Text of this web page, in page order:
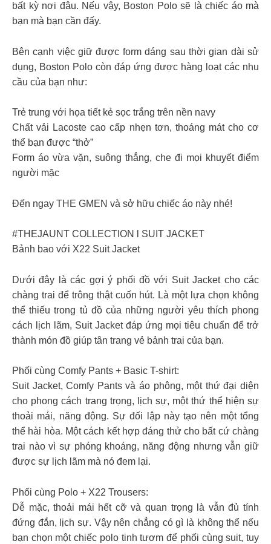
bất kỳ nơi đâu. Nếu vậy, Boston Polo sẽ là chiếc áo mà
bạn mà bạn cần đấy.
Bên cạnh việc giữ được form dáng sau thời gian dài sử
dụng, Boston Polo còn đáp ứng được hàng loạt các nhu
cầu của bạn như:
Trẻ trung với họa tiết kẻ sọc trắng trên nền navy
Chất vải Lacoste cao cấp nhẹn tơn, thoáng mát cho cơ
thể bạn được “thở”
Form áo vừa vặn, suông thẳng, che đi mọi khuyết điểm
người mặc
Đến ngay THE GMEN và sở hữu chiếc áo này nhé!
#THEJAUNT COLLECTION l SUIT JACKET
Bảnh bao với X22 Suit Jacket
Dưới đây là các gợi ý phối đồ với Suit Jacket cho các
chàng trai để trông thật cuốn hút. Là một lựa chọn không
thể thiếu trong tủ đồ của những người yêu thích phong
cách lịch lãm, Suit Jacket đáp ứng mọi tiêu chuẩn để trở
thành món đồ giúp tân trang vẻ bảnh trai của bạn.
Phối cùng Comfy Pants + Basic T-shirt:
Suit Jacket, Comfy Pants và áo phông, một thứ đại diện
cho phong cách trang trọng, lịch sự, một thứ thể hiện sự
thoải mái, năng động. Sự đối lập này tạo nên một tổng
thể hài hòa. Một cách kết hợp đáng thử cho bất cứ chàng
trai nào vì sự phóng khoáng, năng động nhưng vẫn giữ
được sự lịch lãm mà nó đem lại.
Phối cùng Polo + X22 Trousers:
Dễ mặc, thoải mái hết cỡ và quan trọng là vẫn đủ tính
đứng đắn, lịch sự. Vậy nên chẳng có gì là không thể nếu
bạn chọn một chiếc polo tinh tươm để phối cùng suit, tuy